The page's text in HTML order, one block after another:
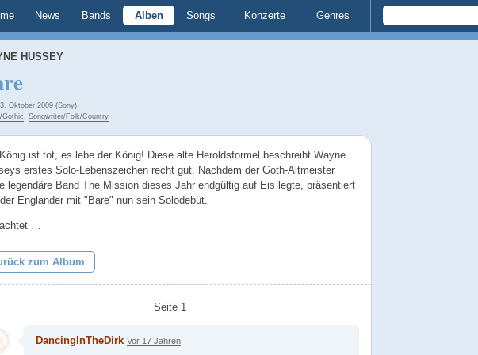
News Bands Alben Songs Konzerte Genres
HUSSEY
Oktober 2009 (Sony)
Gothic, Songwriter/Folk/Country
ist tot, es lebe der König! Diese alte Heroldsformel beschreibt Wayne
erstes Solo-Lebenszeichen recht gut. Nachdem der Goth-Altmeister
legendäre Band The Mission dieses Jahr endgültig auf Eis legte, präsentiert
Engländer mit "Bare" nun sein Solodebüt.
…
zum Album
Seite 1
DancingInTheDirk Vor 17 Jahren